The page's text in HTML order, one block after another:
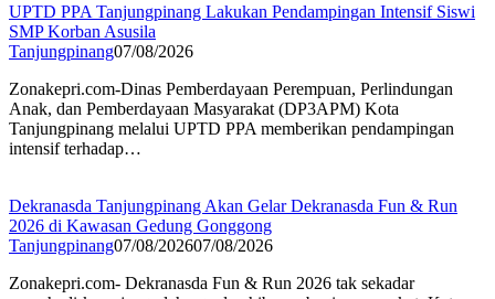
UPTD PPA Tanjungpinang Lakukan Pendampingan Intensif Siswi
SMP Korban Asusila
Tanjungpinang07/08/2026
Zonakepri.com-Dinas Pemberdayaan Perempuan, Perlindungan
Anak, dan Pemberdayaan Masyarakat (DP3APM) Kota
Tanjungpinang melalui UPTD PPA memberikan pendampingan
intensif terhadap…
Dekranasda Tanjungpinang Akan Gelar Dekranasda Fun & Run
2026 di Kawasan Gedung Gonggong
Tanjungpinang07/08/202607/08/2026
Zonakepri.com- Dekranasda Fun & Run 2026 tak sekadar